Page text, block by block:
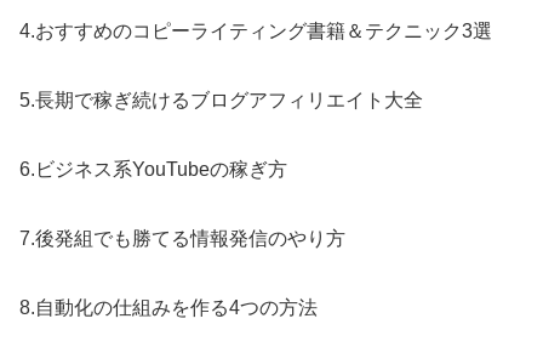
4.おすすめのコピーライティング書籍＆テクニック3選
5.長期で稼ぎ続けるブログアフィリエイト大全
6.ビジネス系YouTubeの稼ぎ方
7.後発組でも勝てる情報発信のやり方
8.自動化の仕組みを作る4つの方法